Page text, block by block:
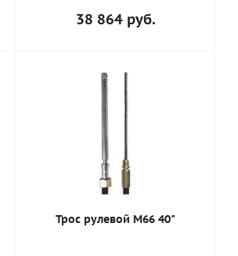
38 864руб.
Трос рулевой M66 40"